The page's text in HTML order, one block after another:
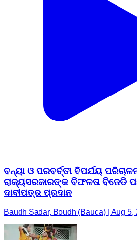
ବନ୍ୟା ଓ ପରବର୍ତ୍ତୀ ବିପର୍ଯୟ
ରାଜ୍ୟସରକାରଙ୍କ ବିଫଳତା ବିଜେଡି
ଦାବୀପତ୍ର ପ୍ରଦାନ
Baudh Sadar, Boudh (Bauda) | Aug 5,